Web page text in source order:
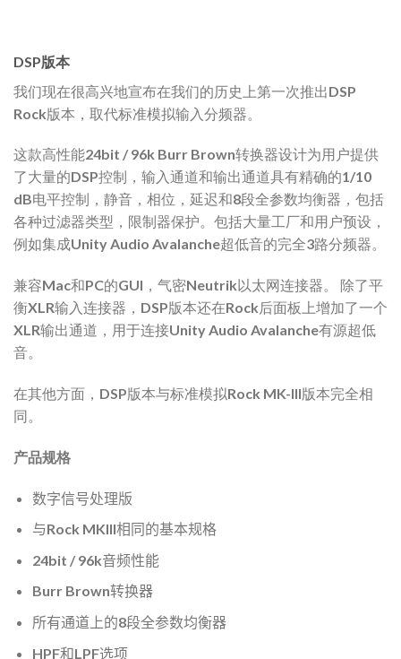
DSP版本
我们现在很高兴地宣布在我们的历史上第一次推出DSP
Rock版本，取代标准模拟输入分频器。
这款高性能24bit / 96k Burr Brown转换器设计为用户提供
了大量的DSP控制，输入通道和输出通道具有精确的1/10
dB电平控制，静音，相位，延迟和8段全参数均衡器，包括
各种过滤器类型，限制器保护。包括大量工厂和用户预设，
例如集成Unity Audio Avalanche超低音的完全3路分频器。
兼容Mac和PC的GUI，气密Neutrik以太网连接器。 除了平
衡XLR输入连接器，DSP版本还在Rock后面板上增加了一个
XLR输出通道，用于连接Unity Audio Avalanche有源超低
音。
在其他方面，DSP版本与标准模拟Rock MK-III版本完全相
同。
产品规格
数字信号处理版
与Rock MKIII相同的基本规格
24bit / 96k音频性能
Burr Brown转换器
所有通道上的8段全参数均衡器
HPF和LPF选项